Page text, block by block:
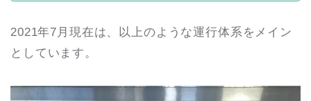
2021年7月現在は、以上のような運行体系をメイン
としています。